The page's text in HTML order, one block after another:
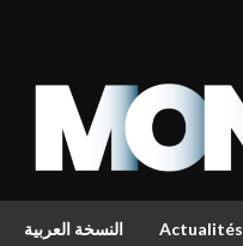
النسخة العربية Actualités